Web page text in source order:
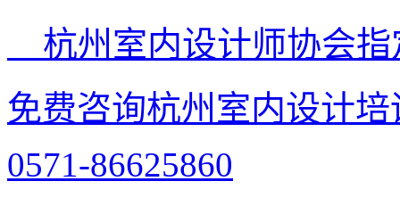
杭州室内设计师协会
免费咨询杭州室内设计
0571-86625860